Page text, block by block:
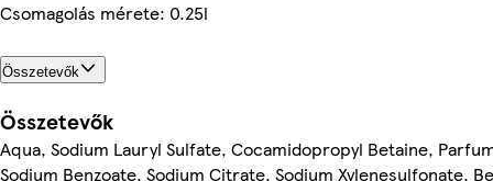
Csomagolás mérete: 0.25l
Összetevők
Összetevők
Aqua, Sodium Lauryl Sulfate, Cocamidopropyl Betaine,
Sodium Benzoate, Sodium Citrate, Sodium Xylenesulfonate,